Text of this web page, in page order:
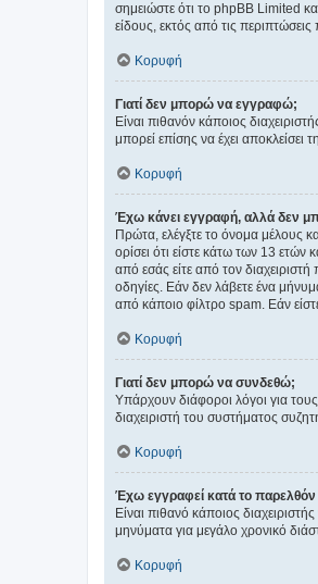
σημειώστε ότι το phpBB Limited
είδους, εκτός από τις
Κορυφή
Γιατί δεν μπορώ να εγγραφώ;
Είναι πιθανόν κάποιος
μπορεί επίσης να έχει
Κορυφή
Έχω κάνει εγγραφή, αλλά δεν
Πρώτα, ελέγξτε το όνομα μέλους
ορίσει ότι είστε κάτω των 13 ετών
από εσάς είτε από τον
οδηγίες. Εάν δεν λάβετε ένα
από κάποιο φίλτρο spam. Εάν
Κορυφή
Γιατί δεν μπορώ να συνδεθώ;
Υπάρχουν διάφοροι λόγοι για
διαχειριστή του συστήματος
Κορυφή
Έχω εγγραφεί κατά το
Είναι πιθανό κάποιος
μηνύματα για μεγάλο χρονικό
Κορυφή